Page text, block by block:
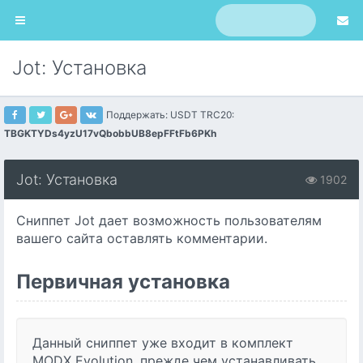
Jot: Установка
Поддержать: USDT TRC20:
TBGKTYDs4yzU17vQbobbUB8epFFtFb6PKh
1902
Jot: Установка
Сниппет Jot дает возможность пользователям
вашего сайта оставлять комментарии.
Первичная установка
Данный сниппет уже входит в комплект